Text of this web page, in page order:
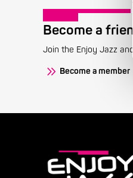
Become a
Join the Enjoy Jazz
Become a member